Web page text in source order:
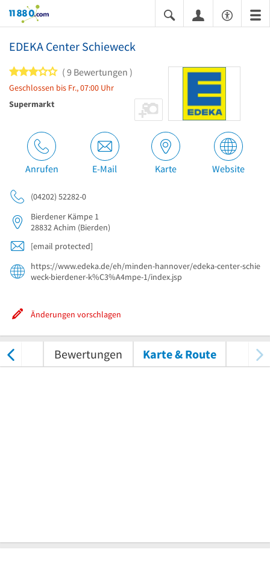
11880.com
EDEKA Center Schieweck
3 von 5 Sternen
9 Bewertungen
Geschlossen bis Fr., 07:00 Uhr
Supermarkt
Anrufen E-Mail Karte Website
(04202) 52282-0
Bierdener Kämpe 1
28832Achim (Bierden)
[email protected]
https://www.edeka.de/eh/minden-hannover/edeka-center-schie
weck-bierdener-k%C3%A4mpe-1/index.jsp
Änderungen vorschlagen
Bewertungen Karte & Route